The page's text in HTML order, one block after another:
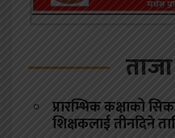
प्रारम्भिक कक्षाको
शिक्षकलाई तीनदिने